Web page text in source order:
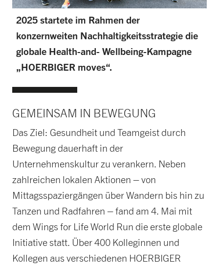
2025 startete im Rahmen der
konzernweiten Nachhaltigkeitsstrategie die
globale Health-and- Wellbeing-Kampagne
„HOERBIGER moves“.
GEMEINSAM IN BEWEGUNG
Das Ziel: Gesundheit und Teamgeist durch
Bewegung dauerhaft in der
Unternehmenskultur zu verankern. Neben
zahlreichen lokalen Aktionen – von
Mittagsspaziergängen über Wandern bis hin zu
Tanzen und Radfahren – fand am 4. Mai mit
dem Wings for Life World Run die erste globale
Initiative statt. Über 400 Kolleginnen und
Kollegen aus verschiedenen HOERBIGER